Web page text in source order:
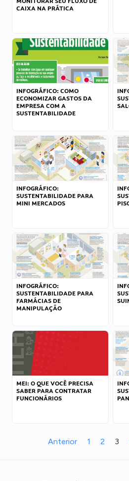
CAIXA NA PRÁTICA
INFOGRÁFICO: COMO
ECONOMIZAR GASTOS DA
EMPRESA COM A
SUSTENTABILIDADE
INFOGRÁFICO:
SUSTENTABILIDADE PARA
MINI MERCADOS
INFOGRÁFICO:
SUSTENTABILIDADE PARA
FARMÁCIAS DE
MANIPULAÇÃO
MEI: O QUE VOCÊ PRECISA
SABER PARA CONTRATAR
FUNCIONÁRIOS
Anterior 1 2 3